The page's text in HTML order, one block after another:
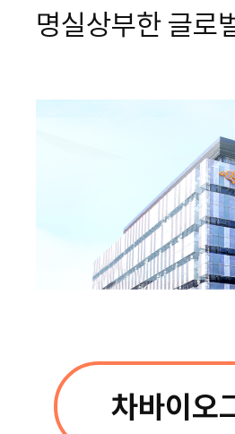
명실상부한 글로
차바이오